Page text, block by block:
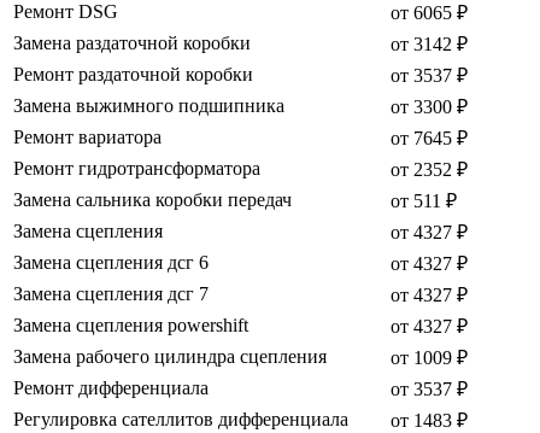
Ремонт DSG
от 6065 ₽
Замена раздаточной коробки
от 3142 ₽
Ремонт раздаточной коробки
от 3537 ₽
Замена выжимного подшипника
от 3300 ₽
Ремонт вариатора
от 7645 ₽
Ремонт гидротрансформатора
от 2352 ₽
Замена сальника коробки передач
от 511 ₽
Замена сцепления
от 4327 ₽
Замена сцепления дсг 6
от 4327 ₽
Замена сцепления дсг 7
от 4327 ₽
Замена сцепления powershift
от 4327 ₽
Замена рабочего цилиндра сцепления
от 1009 ₽
Ремонт дифференциала
от 3537 ₽
Регулировка сателлитов дифференциала
от 1483 ₽